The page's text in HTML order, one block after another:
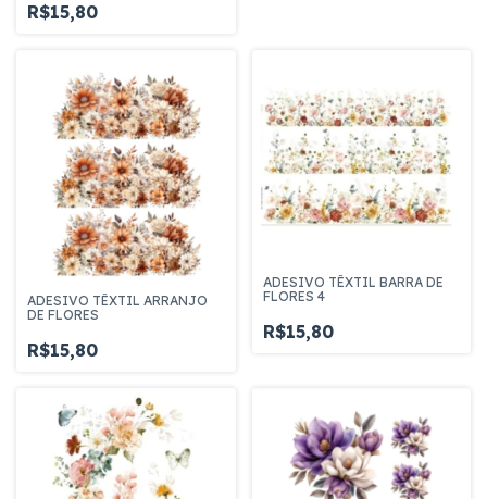
R$15,80
ADESIVO TÊXTIL ARRANJO
DE FLORES
R$15,80
ADESIVO TÊXTIL BARRA DE
FLORES 4
R$15,80